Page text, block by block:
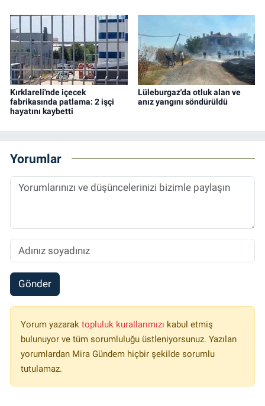
Kırklareli'nde içecek
fabrikasında patlama: 2 işçi
hayatını kaybetti
Lüleburgaz'da otluk alan ve
anız yangını söndürüldü
Yorumlar
Gönder
Yorum yazarak topluluk kurallarımızı kabul etmiş
bulunuyor ve tüm sorumluluğu üstleniyorsunuz. Yazılan
yorumlardan Mira Gündem hiçbir şekilde sorumlu
tutulamaz.